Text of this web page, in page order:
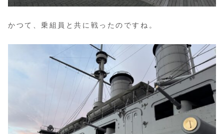
かつて、乗組員と共に戦ったのですね。